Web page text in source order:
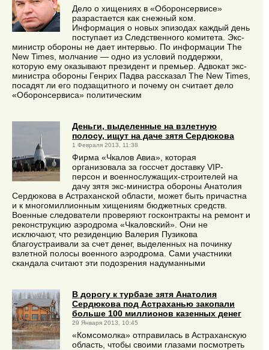
Дело о хищениях в «Оборонсервисе»
разрастается как снежный ком.
Информация о новых эпизодах каждый день
поступает из Следственного комитета. Экс-
министр обороны не дает интервью. По информации The
New Times, молчание — одно из условий поддержки,
которую ему оказывают президент и премьер. Адвокат экс-
министра обороны Генрих Падва рассказал The New Times,
посадят ли его подзащитного и почему он считает дело
«Оборонсервиса» политическим
Деньги, выделенные на взлетную
полосу, ищут на даче зятя Сердюкова
1 Февраля 2013, 11:38
Фирма «Чкалов Авиа», которая
организовала за госсчет доставку VIP-
персон и военнослужащих-строителей на
дачу зятя экс-министра обороны Анатолия
Сердюкова в Астраханской области, может быть причастна
и к многомиллионным хищениям бюджетных средств.
Военные следователи проверяют госконтракты на ремонт и
реконструкцию аэродрома «Чкаловский». Они не
исключают, что резиденцию Валерия Пузикова
благоустраивали за счет денег, выделенных на починку
взлетной полосы военного аэродрома. Сами участники
скандала считают эти подозрения надуманными
В дорогу к турбазе зятя Анатолия
Сердюкова под Астраханью закопали
больше 100 миллионов казенных денег
29 Января 2013, 10:45
«Комсомолка» отправилась в Астраханскую
область, чтобы своими глазами посмотреть